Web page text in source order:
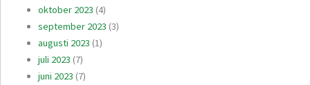
oktober 2023 (4)
september 2023 (3)
augusti 2023 (1)
juli 2023 (7)
juni 2023 (7)